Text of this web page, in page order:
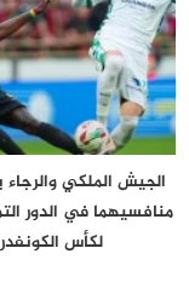
الجيش الملكي
منافسيهما في الدور
لكأس